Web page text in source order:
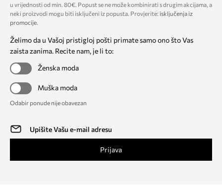
u vrijednosti od min. 80€. Popust se ne može kombinirati s drugim akcijama, a
neki proizvodi mogu biti isključeni iz popusta. Provjerite: isključenja iz
promocije.
Želimo da u Vašoj pristigloj pošti primate samo ono što Vas
zaista zanima. Recite nam, je li to:
Ženska moda
Muška moda
Odabir ponude nije obavezan
Prijava